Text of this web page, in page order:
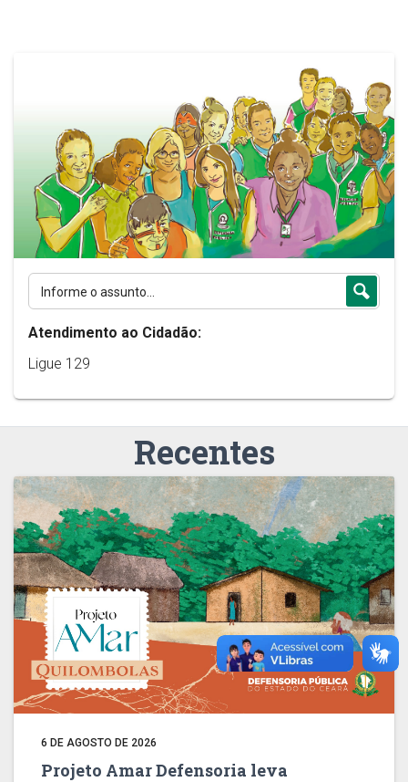
Atendimento ao Cidadão:
Ligue 129
Recentes
6 DE AGOSTO DE 2026
Projeto Amar Defensoria leva